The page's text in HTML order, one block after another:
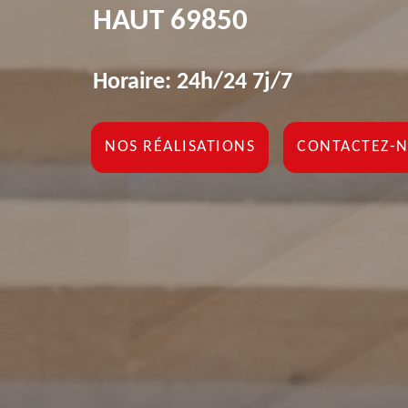
HAUT 69850
Horaire: 24h/24 7j/7
NOS RÉALISATIONS CONTACTEZ-